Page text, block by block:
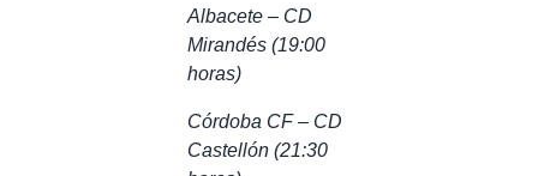
Albacete – CD
Mirandés (19:00
horas)
Córdoba CF – CD
Castellón (21:30